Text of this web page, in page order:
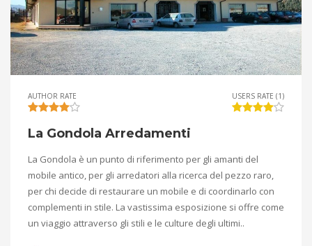
AUTHOR RATE USERS RATE (1)
La Gondola Arredamenti
La Gondola è un punto di riferimento per gli amanti del
mobile antico, per gli arredatori alla ricerca del pezzo raro,
per chi decide di restaurare un mobile e di coordinarlo con
complementi in stile. La vastissima esposizione si offre come
un viaggio attraverso gli stili e le culture degli ultimi..